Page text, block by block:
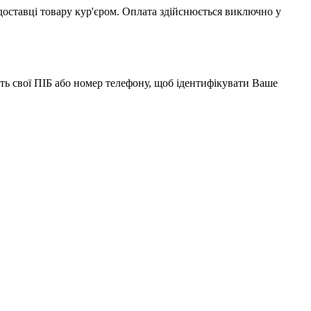
товару кур'єром. Оплата здійснюється виключно у
свої ПІБ або номер телефону, щоб ідентифікувати Ваше